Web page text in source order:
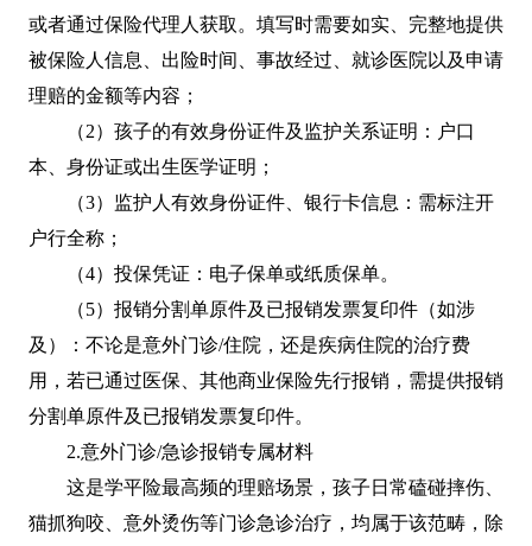
或者通过保险代理人获取。填写时需要如实、完整地提供
被保险人信息、出险时间、事故经过、就诊医院以及申请
理赔的金额等内容；
（2）孩子的有效身份证件及监护关系证明：户口
本、身份证或出生医学证明；
（3）监护人有效身份证件、银行卡信息：需标注开
户行全称；
（4）投保凭证：电子保单或纸质保单。
（5）报销分割单原件及已报销发票复印件（如涉
及）：不论是意外门诊/住院，还是疾病住院的治疗费
用，若已通过医保、其他商业保险先行报销，需提供报销
分割单原件及已报销发票复印件。
2.意外门诊/急诊报销专属材料
这是学平险最高频的理赔场景，孩子日常磕碰摔伤、
猫抓狗咬、意外烫伤等门诊急诊治疗，均属于该范畴，除